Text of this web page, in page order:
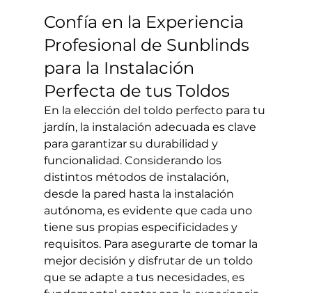
Confía en la Experiencia
Profesional de Sunblinds
para la Instalación
Perfecta de tus Toldos
En la elección del toldo perfecto para tu
jardín, la instalación adecuada es clave
para garantizar su durabilidad y
funcionalidad. Considerando los
distintos métodos de instalación,
desde la pared hasta la instalación
autónoma, es evidente que cada uno
tiene sus propias especificidades y
requisitos. Para asegurarte de tomar la
mejor decisión y disfrutar de un toldo
que se adapte a tus necesidades, es